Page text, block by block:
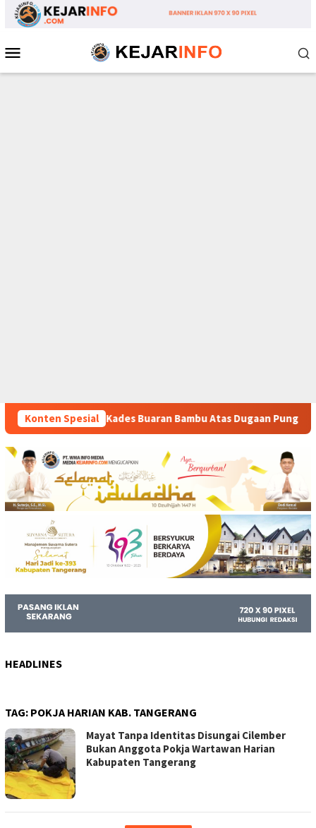
Loncat
Mobile
Konten Spesial
Bambu Atas Dugaan Pungutan Liar Pengurusan PM 1
HEADLINES
TAG: POKJA HARIAN KAB. TANGERANG
Mayat Tanpa Identitas Disungai Cilember
Bukan Anggota Pokja Wartawan Harian
Kabupaten Tangerang